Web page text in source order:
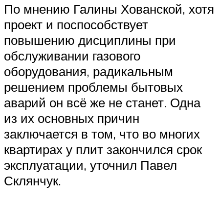
По мнению Галины Хованской, хотя
проект и поспособствует
повышению дисциплины при
обслуживании газового
оборудования, радикальным
решением проблемы бытовых
аварий он всё же не станет. Одна
из их основных причин
заключается в том, что во многих
квартирах у плит закончился срок
эксплуатации, уточнил Павел
Склянчук.